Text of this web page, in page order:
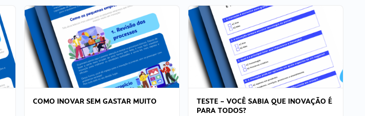
COMO INOVAR SEM GASTAR MUITO
TESTE – VOCÊ SABIA QUE INOVAÇÃO É
PARA TODOS?